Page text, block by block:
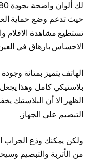
حيث تدعم وضع حماية
تستطيع مشاهدة الافلام
الاحساس بارهاق في
الهاتف يتميز بمتانة
بلاستيكي كامل وهذا
الظهر الا أن البلاستيك
التبصيم على الجهاز.
من الأتربة والتبصيم